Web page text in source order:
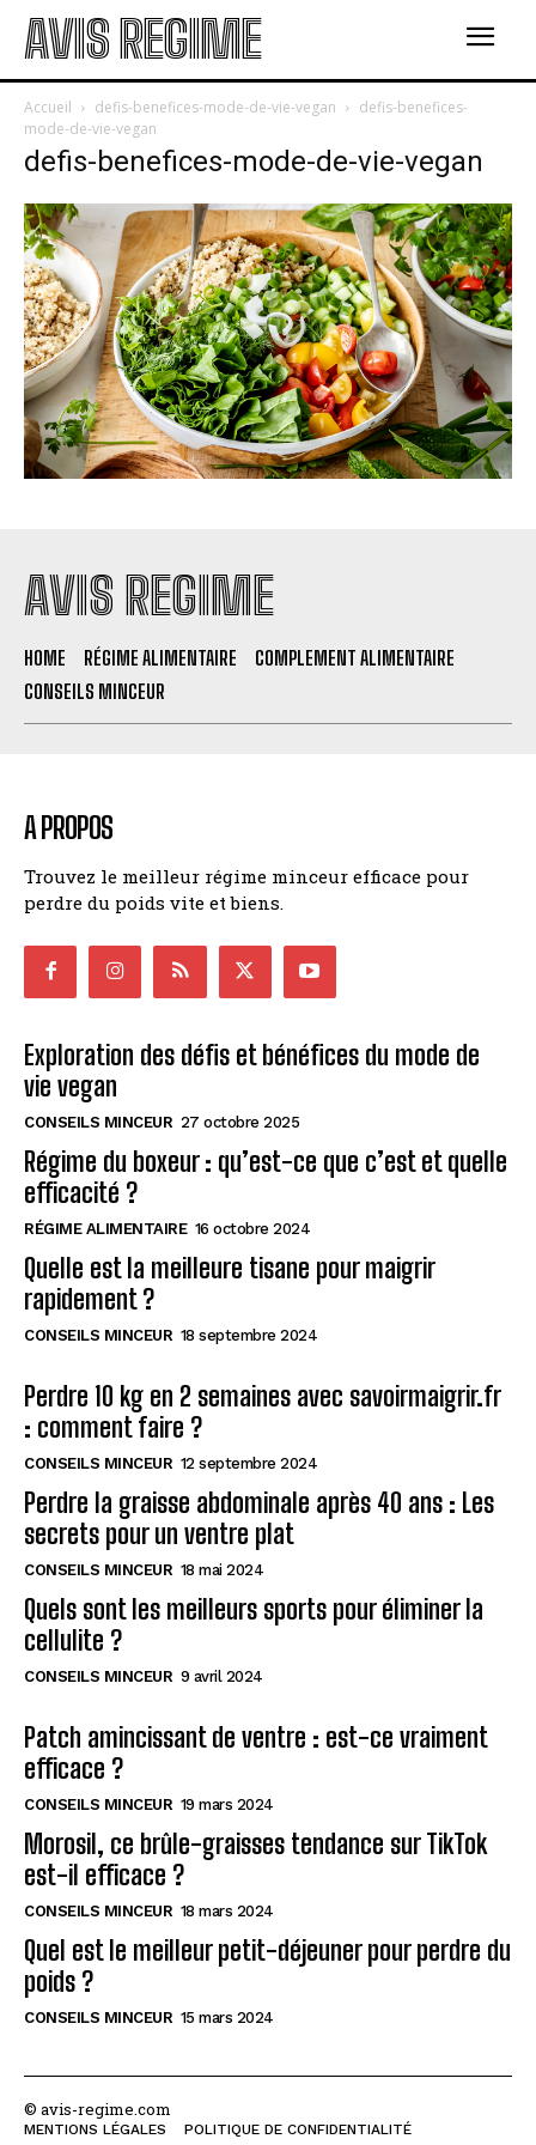
AVIS REGIME
Accueil defis-benefices-mode-de-vie-vegan
defis-benefices-
mode-de-vie-vegan
defis-benefices-mode-de-vie-vegan
AVIS REGIME
HOME RÉGIME ALIMENTAIRE
COMPLEMENT ALIMENTAIRE
CONSEILS MINCEUR
A PROPOS
Trouvez le meilleur régime minceur efficace pour
perdre du poids vite et biens.
Exploration des défis et bénéfices du mode de
vie vegan
CONSEILS MINCEUR 27 octobre 2025
Régime du boxeur : qu’est-ce que c’est et quelle
efficacité ?
RÉGIME ALIMENTAIRE 16 octobre 2024
Quelle est la meilleure tisane pour maigrir
rapidement ?
CONSEILS MINCEUR 18 septembre 2024
Perdre 10 kg en 2 semaines avec savoirmaigrir.fr
: comment faire ?
CONSEILS MINCEUR 12 septembre 2024
Perdre la graisse abdominale après 40 ans : Les
secrets pour un ventre plat
CONSEILS MINCEUR 18 mai 2024
Quels sont les meilleurs sports pour éliminer la
cellulite ?
CONSEILS MINCEUR 9 avril 2024
Patch amincissant de ventre : est-ce vraiment
efficace ?
CONSEILS MINCEUR 19 mars 2024
Morosil, ce brûle-graisses tendance sur TikTok
est-il efficace ?
CONSEILS MINCEUR 18 mars 2024
Quel est le meilleur petit-déjeuner pour perdre du
poids ?
CONSEILS MINCEUR 15 mars 2024
© avis-regime.com
MENTIONS LÉGALES
POLITIQUE DE CONFIDENTIALITÉ